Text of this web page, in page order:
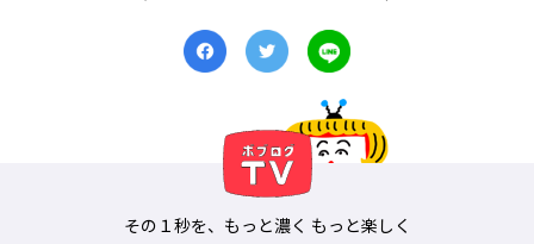
その１秒を、もっと濃く もっと楽しく